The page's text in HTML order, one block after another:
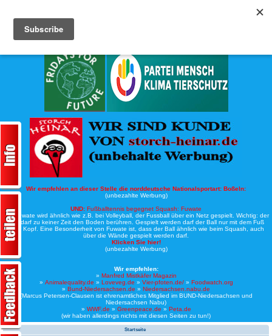
Wir empfehlen an dieser Stelle die norddeutsche Nationalsportart: Boßeln:
(unbezahlte Werbung)
UND: Fußballtennis begegnet Squash: Fuwate
Bei Fuwate wird ähnlich wie z.B. bei Volleyball, der Fussball über ein Netz gespielt. Wichtig: der
Ball darf zu keiner Zeit den Boden berühren. Gespielt werden darf der Ball nur mit dem Fuß
oder Kopf. Eine Besonderheit von Fuwate ist, dass der Ball ähnlich wie beim Squash, auch
über die Wände gespielt werden darf.
Klicken Sie hier!
(unbezahlte Werbung)
Wir empfehlen:
» Manfred Mistkäfer Magazin
» Animalequality.de » Loveveg.de » Vier-pfoten.de/» Foodwatch.org
» Bund-Niedersachsen.de » Niedersachsen.nabu.de
(Marcus Petersen-Clausen ist ehrenamtliches Mitglied im BUND-Niedersachsen und
Niedersachsen Nabu)
» WWF.de » Greenpeace.de » Peta.de
(wir haben allerdings nichts mit diesen Seiten zu tun!)
Startseite